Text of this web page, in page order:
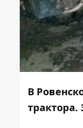
В
трактора.